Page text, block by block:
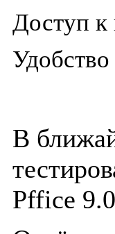
Доступ к
В
Pffice